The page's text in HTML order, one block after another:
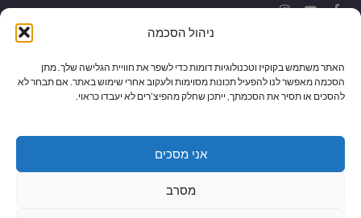
ניהול הסכמה
האתר משתמש בקוקיז וטכנולוגיות דומות כדי לשפר את חוויית הגלישה שלך. מתן
הסכמה מאפשר לנו להפעיל תכונות מסוימות ולעקוב אחרי שימוש באתר. אם תבחר לא
להסכים או תסיר את הסכמתך, ייתכן שחלק מהפיצ’רים לא יעבדו כראוי.
אני מסכים
מסרב